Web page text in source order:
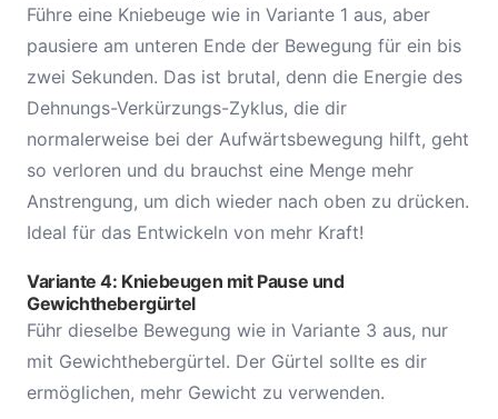
Führe eine Kniebeuge wie in Variante 1 aus, aber
pausiere am unteren Ende der Bewegung für ein bis
zwei Sekunden. Das ist brutal, denn die Energie des
Dehnungs-Verkürzungs-Zyklus, die dir
normalerweise bei der Aufwärtsbewegung hilft, geht
so verloren und du brauchst eine Menge mehr
Anstrengung, um dich wieder nach oben zu drücken.
Ideal für das Entwickeln von mehr Kraft!
Variante 4: Kniebeugen mit Pause und
Gewichthebergürtel
Führ dieselbe Bewegung wie in Variante 3 aus, nur
mit Gewichthebergürtel. Der Gürtel sollte es dir
ermöglichen, mehr Gewicht zu verwenden.